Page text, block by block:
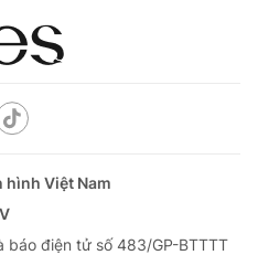
hình Việt Nam
báo điện tử số 483/GP-BTTTT